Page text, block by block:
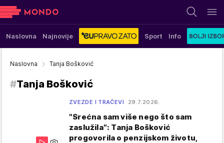
Naslovna Najnovije Sport Info
Naslovna Tanja Bošković
#Tanja Bošković
ZVEZDE I TRAČEVI 29.7.2026.
"Srećna sam više nego što sam
zaslužila": Tanja Bošković
progovorila o penzijskom životu,